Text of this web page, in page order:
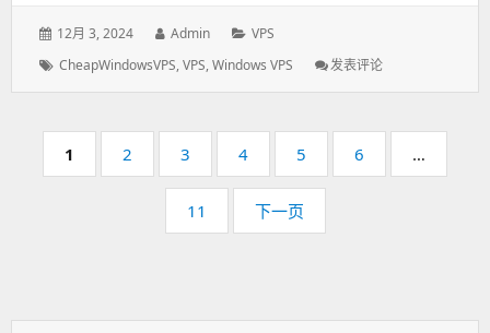
发
于：
12月 3, 2024
作
Admin
分
VPS
标
CheapWindowsVPS,VPS,Windows VPS 发表评论
页
码：
1
页
码：
2
页
码：
3
页
码：
4
页
码：
5
页
码：
6 …
页
码：
11 下一页